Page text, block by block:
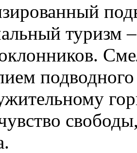
туризм